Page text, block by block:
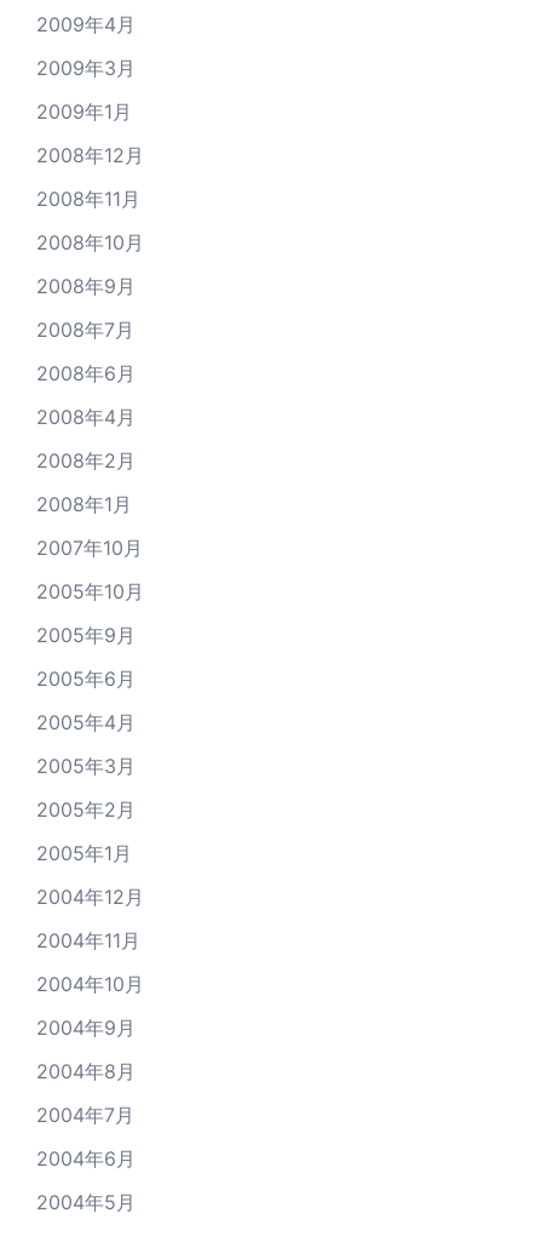
2009年4月
2009年3月
2009年1月
2008年12月
2008年11月
2008年10月
2008年9月
2008年7月
2008年6月
2008年4月
2008年2月
2008年1月
2007年10月
2005年10月
2005年9月
2005年6月
2005年4月
2005年3月
2005年2月
2005年1月
2004年12月
2004年11月
2004年10月
2004年9月
2004年8月
2004年7月
2004年6月
2004年5月